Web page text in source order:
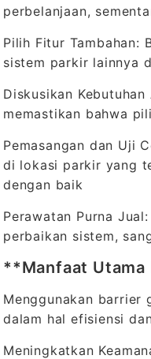
perbelanjaan,
Pilih Fitur Tambahan:
sistem parkir lainnya
Diskusikan
memastikan bahwa
Pemasangan dan Uji
di lokasi parkir yang
dengan baik
Perawatan Purna
perbaikan sistem,
**Manfaat Utama
Menggunakan barrier
dalam hal efisiensi
Meningkatkan